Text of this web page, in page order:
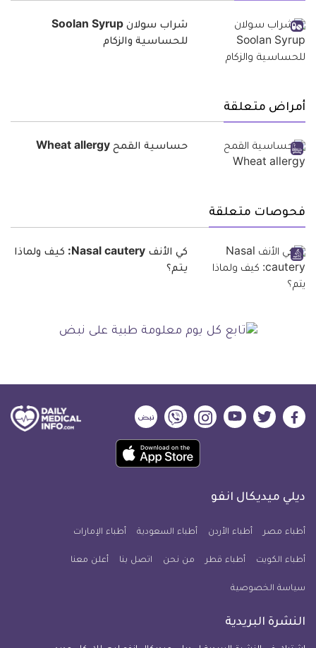
شراب سولان Soolan Syrup
للحساسية والزكام
أمراض متعلقة
حساسية القمح Wheat allergy
فحوصات متعلقة
كي الأنف Nasal cautery: كيف ولماذا
يتم؟
ديلي
فيسبوك
ديلي
تويتر
ديلي
ميديكال
يوتيوب
ديلي
ميديكال
انفو
ديلي
ميديكال
انفو
ديلي
ميديكال
انفو
حمل
تطبيق
معلومة
للآيفون
ديلي ميديكال انفو
أطباء مصر أطباء الأردن أطباء السعودية أطباء الإمارات
أطباء الكويت أطباء قطر من نحن اتصل بنا أعلن معنا
سياسة الخصوصية
النشرة البريدية